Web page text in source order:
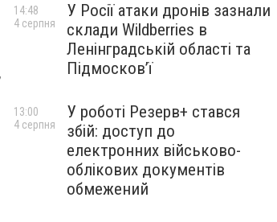
У Росії атаки дронів зазнали
склади Wildberries в
Ленінградській області та
Підмосков’ї
14:48
4 серпня
У роботі Резерв+ стався
збій: доступ до
електронних військово-
облікових документів
обмежений
13:00
4 серпня